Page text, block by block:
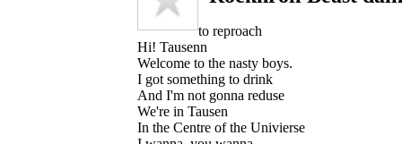
to reproach
Hi! Tausenn
Welcome to the nasty boys.
I got something to drink
And I'm not gonna reduse
We're in Tausen
In the Centre of the Univierse